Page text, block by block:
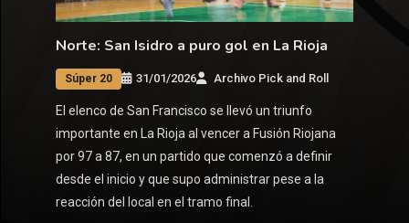
Norte: San Isidro a puro gol en La Rioja
Súper 20 31/01/2026 Archivo Pick and Roll
El elenco de San Francisco se llevó un triunfo
importante en La Rioja al vencer a Fusión Riojana
por 97 a 87, en un partido que comenzó a definir
desde el inicio y que supo administrar pese a la
reacción del local en el tramo final.